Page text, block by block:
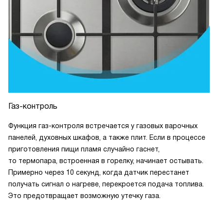
Газ-контроль
Функция газ-контроля встречается у газовых варочных
панелей, духовных шкафов, а также плит. Если в процессе
приготовления пищи пламя случайно гаснет,
то термопара, встроенная в горелку, начинает остывать.
Примерно через 10 секунд, когда датчик перестанет
получать сигнал о нагреве, перекроется подача топлива.
Это предотвращает возможную утечку газа.